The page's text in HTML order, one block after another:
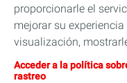
Distribuidores
TWC
proporcionarle el
mejorar su
visualización,
en este sitio y en
compartir nuestro
Acceder a la política
rastreo